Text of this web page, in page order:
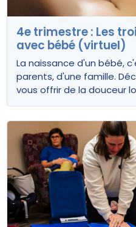
4e trimestre : Les
avec bébé (virtuel)
La naissance d'un bébé,
parents, d'une famille.
vous offrir de la douceur